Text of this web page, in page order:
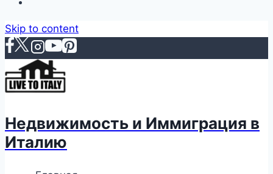
Skip to content
Недвижимость и Иммиграция в
Италию